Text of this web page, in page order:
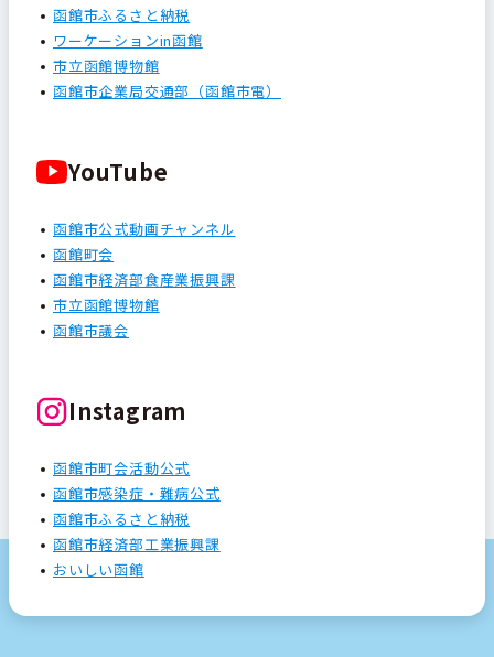
函館市ふるさと納税
ワーケーションin函館
市立函館博物館
函館市企業局交通部（函館市電）
YouTube
函館市公式動画チャンネル
函館町会
函館市経済部食産業振興課
市立函館博物館
函館市議会
Instagram
函館市町会活動公式
函館市感染症・難病公式
函館市ふるさと納税
函館市経済部工業振興課
おいしい函館